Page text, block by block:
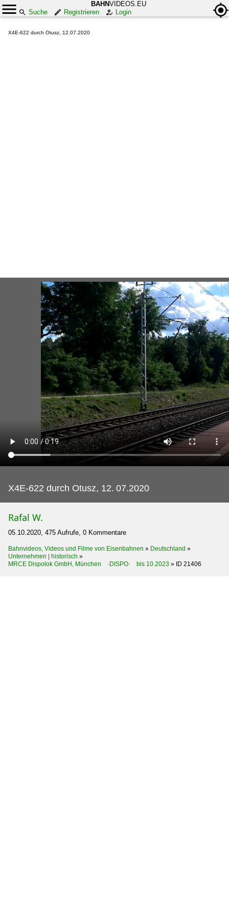
BAHNVIDEOS.EU
Suche
Registrieren Login
X4E-622 durch Otusz, 12.07.2020
X4E-622 durch Otusz, 12. 07.2020
Rafal W.
05.10.2020, 475 Aufrufe, 0 Kommentare
Bahnvideos, Videos und Filme von Eisenbahnen » Deutschland »
Unternehmen | historisch »
MRCE Dispolok GmbH, München ·DISPO· bis 10.2023 » ID 21406